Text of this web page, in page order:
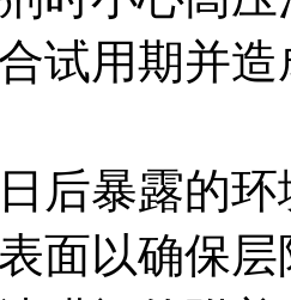
试用期并
后暴露的
面以确保